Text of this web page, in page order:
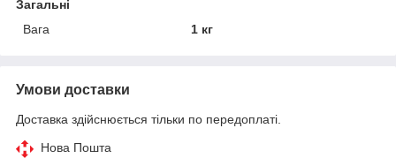
Загальні
Вага
1 кг
Умови доставки
Доставка здійснюється тільки по передоплаті.
Нова Пошта